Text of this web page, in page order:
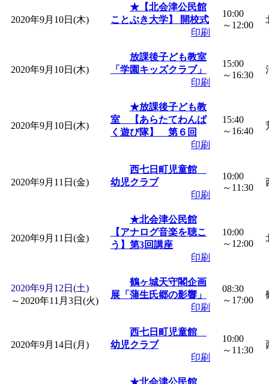
「みなづる号乗車体
de 健康づくり」」 受
2020年9月10日(木)
★【北会津公民館
ことぶき大学】 開校式
印刷
10:00
～12:00
2020年9月10日(木)
放課後子ども教室
「学園キッズクラブ」
印刷
15:00
～16:30
2020年9月10日(木)
★放課後子ども教
室 【あらたてわんぱ
く遊び隊】 第６回
印刷
15:40
～16:40
2020年9月11日(金)
西七日町児童館
幼児クラブ
印刷
10:00
～11:30
2020年9月11日(金)
★北会津公民館
【アナログ音楽を聴こ
う】第3回講座
印刷
10:00
～12:00
2020年9月12日(土)
～ 2020年11月3日(火)
鶴ヶ城天守閣企画
展「蒲生氏郷の影響」
印刷
08:30
～17:00
2020年9月14日(月)
西七日町児童館
幼児クラブ
印刷
10:00
～11:30
★北会津公民館